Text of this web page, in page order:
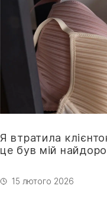
Я втратила
це був мій
15 лютого 2026